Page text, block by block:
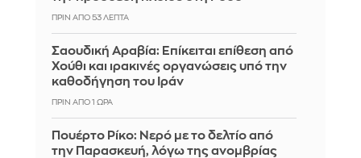
ΠΡΙΝ ΑΠΌ 53 ΛΕΠΤΆ
Σαουδική Αραβία: Επίκειται επίθεση από
Χούθι και ιρακινές οργανώσεις υπό την
καθοδήγηση του Ιράν
ΠΡΙΝ ΑΠΌ 1 ΏΡΑ
Πουέρτο Ρίκο: Νερό με το δελτίο από
την Παρασκευή, λόγω της ανομβρίας